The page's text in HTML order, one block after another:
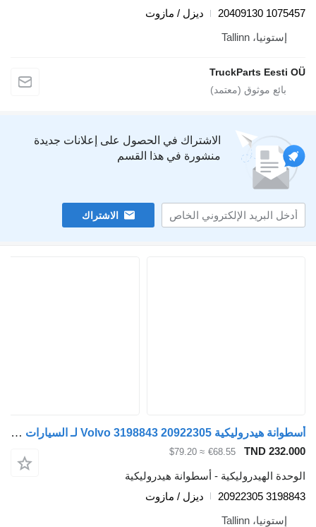
1075457
ديزل / مازوت
إستونيا، Tallinn
TruckParts
الاشتراك في الحصول على إعلانات جديدة
منشورة في هذا القسم
الاشتراك
أسطوانة هيدروليكية Volvo 3198843 20922305 لـ السيارات القاطرة Volvo FM7-FM12, FM, FMX (1998-2014)
TND
€68.55
≈ $79.20
الهيدروليكية - أسطوانة هيدروليكية
3198843
ديزل / مازوت
إستونيا، Tallinn